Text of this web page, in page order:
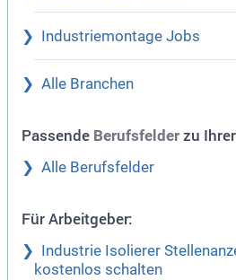
Industriemontage Jobs
Alle Branchen
Passende Berufsfelder zu
Alle Berufsfelder
Für Arbeitgeber:
Industrie Isolierer
kostenlos schalten